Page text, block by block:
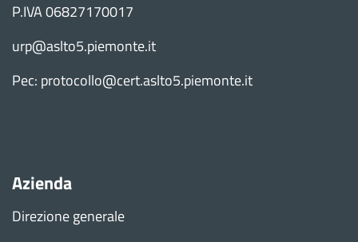
P.IVA 06827170017
urp@aslto5.piemonte.it
Pec: protocollo@cert.aslto5.piemonte.it
Azienda
Direzione generale